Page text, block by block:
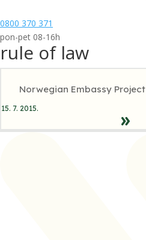
0800 370 371
pon-pet 08-16h
rule of law
Norwegian Embassy Project
15. 7. 2015.